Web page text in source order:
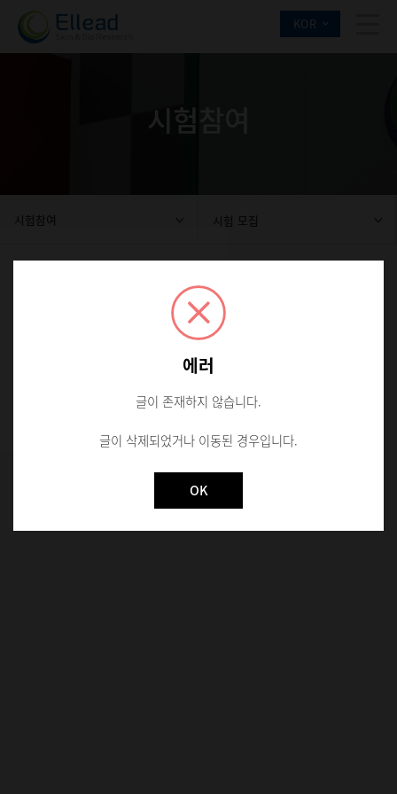
KOR
시험참여
시험참여 시험 모집
시험 모집
에러
글이 존재하지 않습니다.
글이 삭제되었거나 이동된 경우입니다.
OK